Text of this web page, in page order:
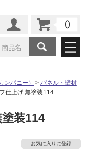
風呂・
トイレ
件納入事例
インタビュー
ショールーム
パニー）
パネル・壁材
仕上げ 無塗装114
装114
お気に入りに登録